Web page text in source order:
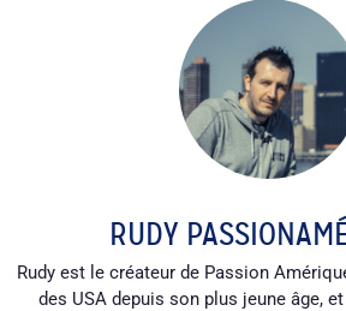
RUDY
Rudy est le créateur de Passion
des USA depuis son plus jeune âge,